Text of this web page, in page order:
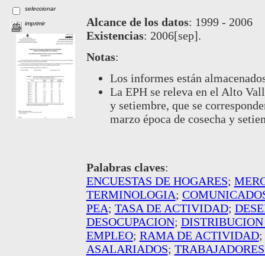
seleccionar
imprimir Alcance de los datos: 1999 - 2006
Existencias: 2006[sep].
Notas:
Los informes están
La EPH se releva en el Alto
y setiembre, que se
marzo época de cosecha y
Palabras claves:
ENCUESTAS DE HOGARES;
TERMINOLOGIA;
PEA; TASA DE ACTIVIDAD;
DESOCUPACION; DISTRIBUCION
EMPLEO; RAMA DE ACTIVIDAD;
ASALARIADOS;